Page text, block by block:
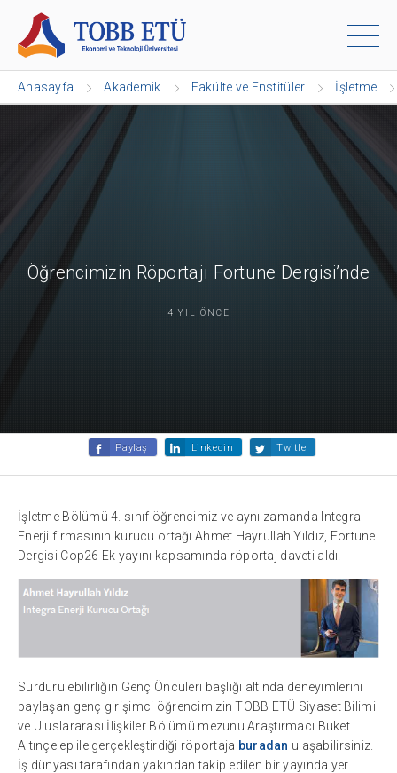
Anasayfa Akademik Fakülte ve Enstitüler İşletme
Öğrencimizin Röportajı Fortune Dergisi’nde
4 YIL ÖNCE
Paylaş Linkedin Twitle
İşletme Bölümü 4. sınıf öğrencimiz ve aynı zamanda Integra
Enerji firmasının kurucu ortağı Ahmet Hayrullah Yıldız, Fortune
Dergisi Cop26 Ek yayını kapsamında röportaj daveti aldı.
Sürdürülebilirliğin Genç Öncüleri başlığı altında deneyimlerini
paylaşan genç girişimci öğrencimizin TOBB ETÜ Siyaset Bilimi
ve Uluslararası İlişkiler Bölümü mezunu Araştırmacı Buket
Altınçelep ile gerçekleştirdiği röportaja buradan ulaşabilirsiniz.
İş dünyası tarafından yakından takip edilen bir yayında yer